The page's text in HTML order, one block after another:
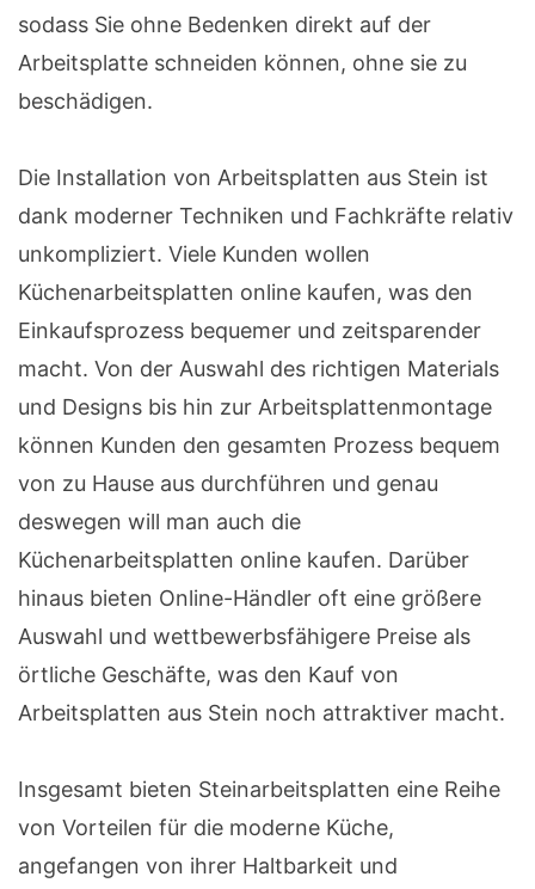
sodass Sie ohne Bedenken direkt auf der
Arbeitsplatte schneiden können, ohne sie zu
beschädigen.
Die Installation von Arbeitsplatten aus Stein ist
dank moderner Techniken und Fachkräfte relativ
unkompliziert. Viele Kunden wollen
Küchenarbeitsplatten online kaufen, was den
Einkaufsprozess bequemer und zeitsparender
macht. Von der Auswahl des richtigen Materials
und Designs bis hin zur Arbeitsplattenmontage
können Kunden den gesamten Prozess bequem
von zu Hause aus durchführen und genau
deswegen will man auch die
Küchenarbeitsplatten online kaufen. Darüber
hinaus bieten Online-Händler oft eine größere
Auswahl und wettbewerbsfähigere Preise als
örtliche Geschäfte, was den Kauf von
Arbeitsplatten aus Stein noch attraktiver macht.
Insgesamt bieten Steinarbeitsplatten eine Reihe
von Vorteilen für die moderne Küche,
angefangen von ihrer Haltbarkeit und